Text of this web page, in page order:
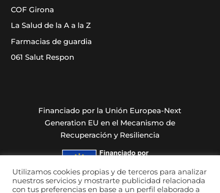
COF Girona
La Salud de la A a la Z
Farmacias de guardia
061 Salut Respon
Financiado por la Unión Europea-Next
Generation EU en el Mecanismo de
Recuperación y Resiliencia
Utilizamos cookies propias y de terceros para analizar
nuestros servicios y mostrarte publicidad relacionada
con tus preferencias en base a un perfil elaborado a